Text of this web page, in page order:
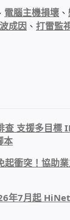
門開鐵門開
備援
話總機
測 (雲端總機)
電腦主機損壞 、
成因 、打雷監
查 支援多目標
本
起衝突！協助
年7月起